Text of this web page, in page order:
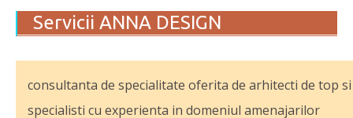
Servicii ANNA DESIGN
consultanta de specialitate oferita de arhitecti de top si
specialisti cu experienta in domeniul amenajarilor